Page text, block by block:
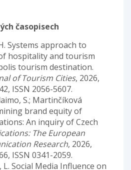
časopisech
Systems approach to
hospitality and tourism
tourism destination.
of Tourism Cities, 2026,
ISSN 2056-5607.
S.; Martinčíková
brand equity of
An inquiry of Czech
The European
Research, 2026,
ISSN 0341-2059.
L. Social Media Influence on